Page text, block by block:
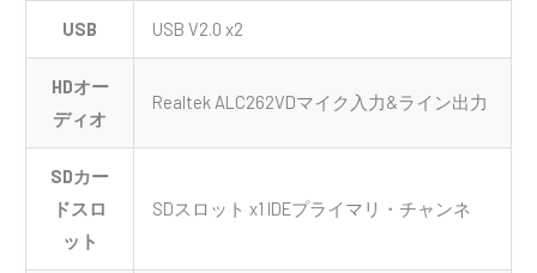
USB USB V2.0 x2
HDオー
ディオ
Realtek ALC262VDマイク入力&ライン出力
SDカー
ドスロ
ット
SDスロット x1 IDEプライマリ・チャンネ